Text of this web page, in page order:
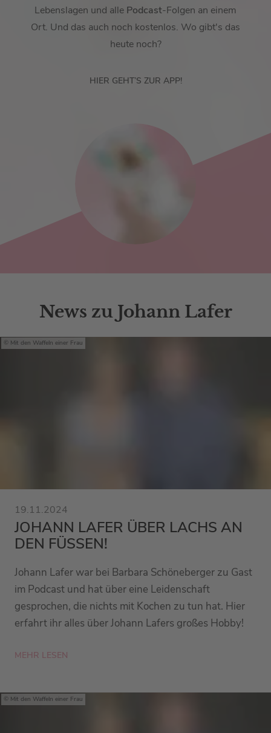
Lebenslagen und alle Podcast-Folgen an einem
Ort. Und das auch noch kostenlos. Wo gibt's das
heute noch?
HIER GEHT’S ZUR APP!
News zu Johann Lafer
Mit den Waffeln einer Frau
19.11.2024
JOHANN LAFER ÜBER LACHS AN
DEN FÜSSEN!
Johann Lafer war bei Barbara Schöneberger zu Gast
im Podcast und hat über eine Leidenschaft
gesprochen, die nichts mit Kochen zu tun hat. Hier
erfahrt ihr alles über Johann Lafers großes Hobby!
MEHR LESEN
Mit den Waffeln einer Frau